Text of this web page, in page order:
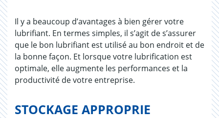
Il y a beaucoup d’avantages à bien gérer votre
lubrifiant. En termes simples, il s’agit de s’assurer
que le bon lubrifiant est utilisé au bon endroit et de
la bonne façon. Et lorsque votre lubrification est
optimale, elle augmente les performances et la
productivité de votre entreprise.
STOCKAGE APPROPRIE